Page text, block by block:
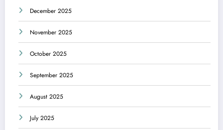
December 2025
November 2025
October 2025
September 2025
August 2025
July 2025